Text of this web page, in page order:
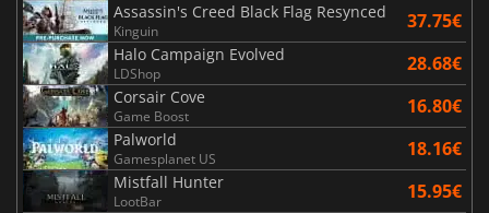
Assassin's Creed Black Flag Resynced
Kinguin 37.75€
Halo Campaign Evolved
LDShop 28.68€
Corsair Cove
Game Boost 16.80€
Palworld
Gamesplanet US 18.16€
Mistfall Hunter
LootBar 15.95€